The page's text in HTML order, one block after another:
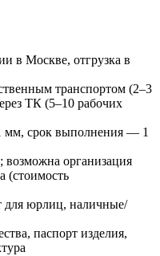
в Москве, отгрузка в
транспортом (2–3
ТК (5–10 рабочих
мм, срок выполнения — 1
возможна организация
(стоимость
для юрлиц, наличные/
паспорт изделия,